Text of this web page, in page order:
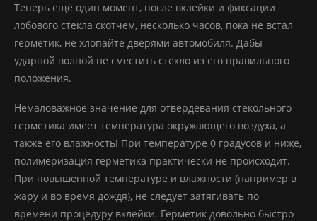
Теперь ещё один момент, после вклейки и фиксации
лобового стекла скотчем, несколько часов, пока не встал
герметик, не хлопайте дверями автомобиля. Дабы
ударной волной не сместить стекло из его правильного
положения.
Немаловажное значение для отвердевания стекольного
герметика имеет температура окружающего воздуха, а
также его влажность! При температуре 0 градусов и ниже,
полимеризация герметика практически не происходит.
При повышенной температуре и влажности (например в
жару и во время дождя), не следует затягивать по
времени процедуру вклейки. Герметик довольно быстро